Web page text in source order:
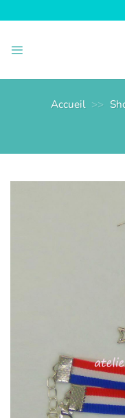
au
Accueil >>